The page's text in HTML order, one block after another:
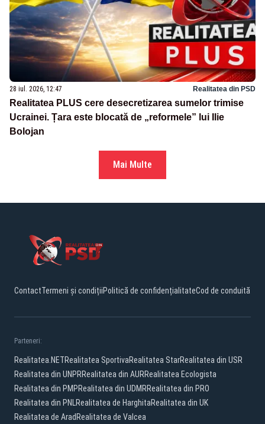
28 iul. 2026, 12:47 Realitatea din PSD
Realitatea PLUS cere desecretizarea sumelor trimise
Ucrainei. Țara este blocată de „reformele” lui Ilie
Bolojan
Mai Multe
ContactTermeni și condițiiPolitică de confidențialitateCod de conduită
Parteneri:
Realitatea.NETRealitatea SportivaRealitatea StarRealitatea din USR
Realitatea din UNPRRealitatea din AURRealitatea Ecologista
Realitatea din PMPRealitatea din UDMRRealitatea din PRO
Realitatea din PNLRealitatea de HarghitaRealitatea din UK
Realitatea de Arad Realitatea de Valcea